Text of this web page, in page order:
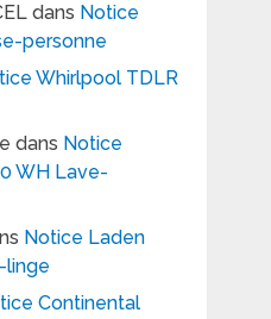
dans Notice
personne
Whirlpool TDLR
dans Notice
WH Lave-
Notice Laden
linge
Continental